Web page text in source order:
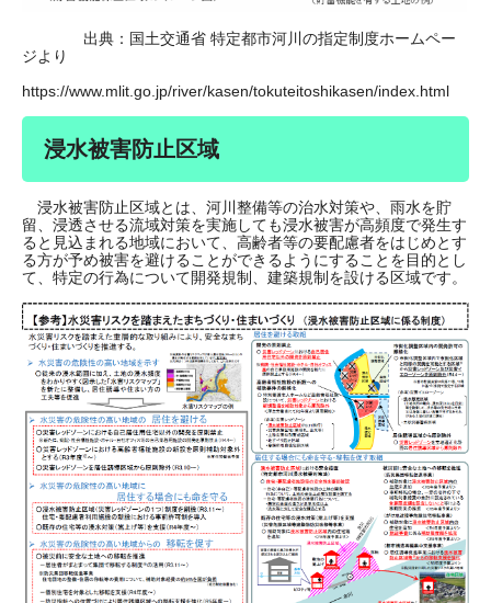
出典：国土交通省 特定都市河川の指定制度ホームペー
ジより
https://www.mlit.go.jp/river/kasen/tokuteitoshikasen/index.html
浸水被害防止区域
浸水被害防止区域とは、河川整備等の治水対策や、雨水を貯
留、浸透させる流域対策を実施しても浸水被害が高頻度で発生す
ると見込まれる地域において、高齢者等の要配慮者をはじめとす
る方が予め被害を避けることができるようにすることを目的とし
て、特定の行為について開発規制、建築規制を設ける区域です。